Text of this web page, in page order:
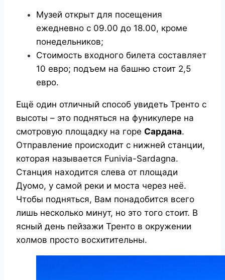
Музей открыт для посещения
ежедневно с 09.00 до 18.00, кроме
понедельников;
Стоимость входного билета составляет
10 евро; подъем на башню стоит 2,5
евро.
Ещё один отличный способ увидеть Тренто с
высоты – это подняться на фуникулере на
смотровую площадку на горе Сардана.
Отправление происходит с нижней станции,
которая называется Funivia-Sardagna.
Станция находится слева от площади
Дуомо, у самой реки и моста через неё.
Чтобы подняться, Вам понадобится всего
лишь несколько минут, но это того стоит. В
ясный день пейзажи Тренто в окружении
холмов просто восхитительны.